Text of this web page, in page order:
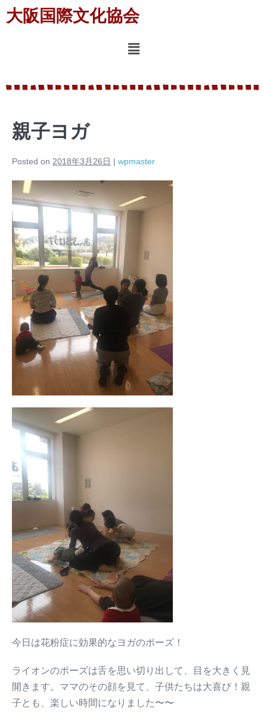
大阪国際文化協会
親子ヨガ
Posted on 2018年3月26日 | wpmaster
今日は花粉症に効果的なヨガのポーズ！
ライオンのポーズは舌を思い切り出して、目を大きく見
開きます。ママのその顔を見て、子供たちは大喜び！親
子とも、楽しい時間になりました〜〜